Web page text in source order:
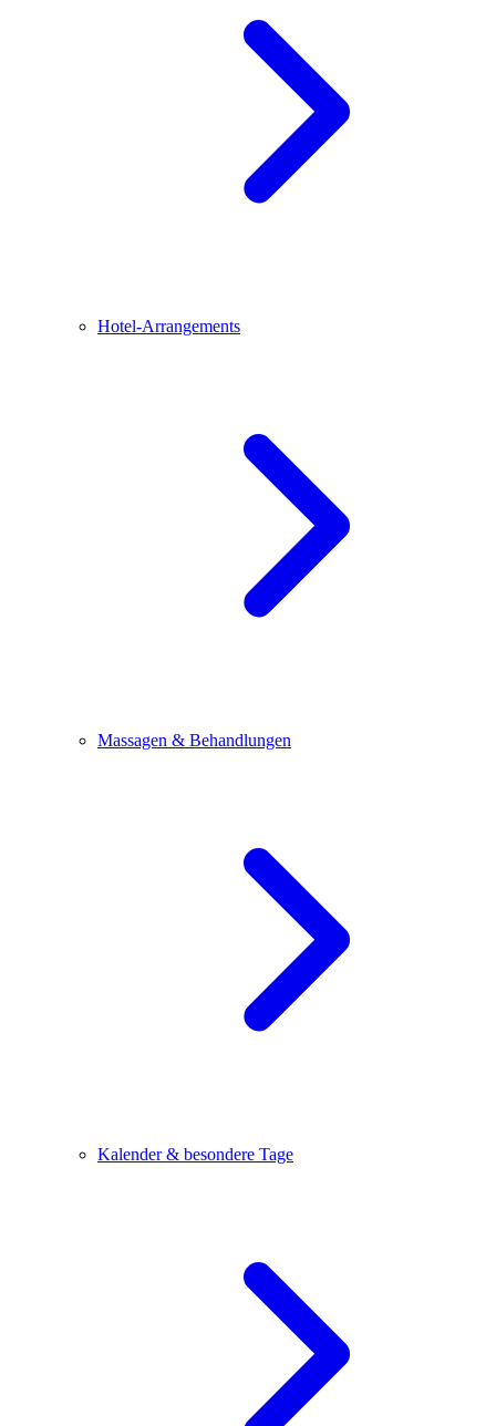
Hotel-Arrangements
Massagen & Behandlungen
Kalender & besondere Tage